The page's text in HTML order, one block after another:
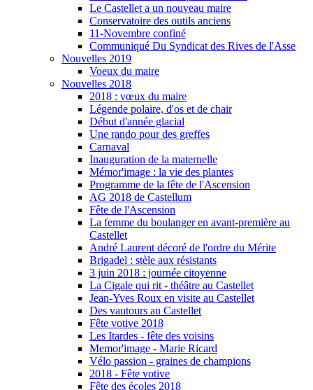
Le Castellet a un nouveau maire
Conservatoire des outils anciens
11-Novembre confiné
Communiqué Du Syndicat des Rives de l'Asse
Nouvelles 2019
Voeux du maire
Nouvelles 2018
2018 : vœux du maire
Légende polaire, d'os et de chair
Début d'année glacial
Une rando pour des greffes
Carnaval
Inauguration de la maternelle
Mémor'image : la vie des plantes
Programme de la fête de l'Ascension
AG 2018 de Castellum
Fête de l'Ascension
La femme du boulanger en avant-première au
Castellet
André Laurent décoré de l'ordre du Mérite
Brigadel : stèle aux résistants
3 juin 2018 : journée citoyenne
La Cigale qui rit - théâtre au Castellet
Jean-Yves Roux en visite au Castellet
Des vautours au Castellet
Fête votive 2018
Les Itardes - fête des voisins
Memor'image - Marie Ricard
Vélo passion - graines de champions
2018 - Fête votive
Fête des écoles 2018